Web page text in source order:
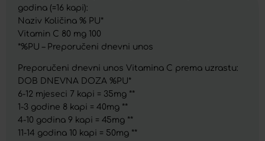
godina (=16 kapi):
Naziv Količina % PU*
Vitamin C 80 mg 100
*%PU – Preporučeni dnevni unos
Preporučeni dnevni unos Vitamina C prema uzrastu:
DOB DNEVNA DOZA %PU*
6-12 mjeseci 7 kapi = 35mg **
1-3 godine 8 kapi = 40mg **
4-10 godina 9 kapi = 45mg **
11-14 godina 10 kapi = 50mg **